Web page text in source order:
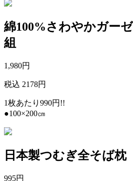
綿100%さわやかガー
組
1,980円
税込 2178円
1枚あたり990円!!
●100×200㎝
日本製つむぎ全そば枕
995円